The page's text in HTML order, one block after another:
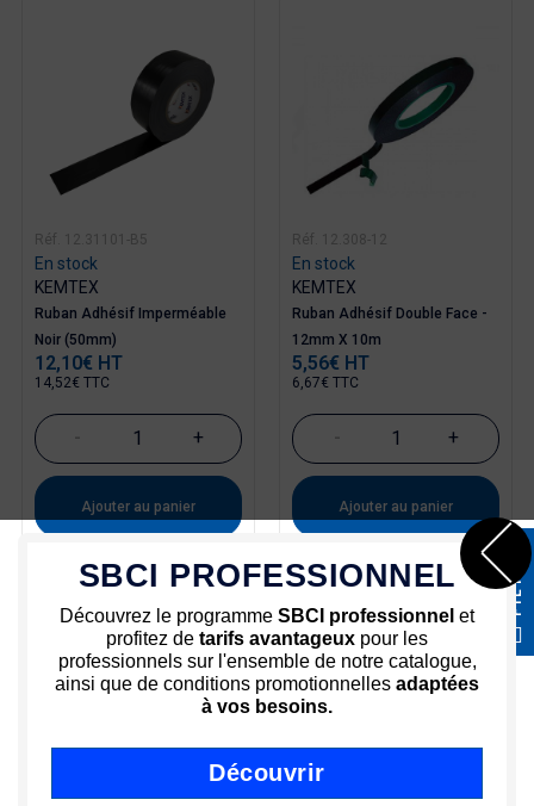
Réf. 12.31101-B5
En stock
KEMTEX
Ruban Adhésif Imperméable
Noir (50mm)
Prix
12,10€ HT
14,52€ TTC
- +
Ajouter au panier
Réf. 12.308-12
En stock
KEMTEX
Ruban Adhésif Double Face -
12mm X 10m
Prix
5,56€ HT
6,67€ TTC
- +
Ajouter au panier
Voir déclinaisons
SBCI PROFESSIONNEL
Découvrez le programme SBCI professionnel et
profitez de tarifs avantageux pour les
professionnels sur l'ensemble de notre catalogue,
ainsi que de conditions promotionnelles adaptées
à vos besoins.
Découvrir
FILTRER